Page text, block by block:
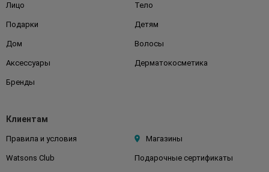
Лицо Тело
Подарки Детям
Дом Волосы
Аксессуары Дерматокосметика
Бренды
Клиентам
Правила и условия Магазины
Watsons Club Подарочные сертификаты